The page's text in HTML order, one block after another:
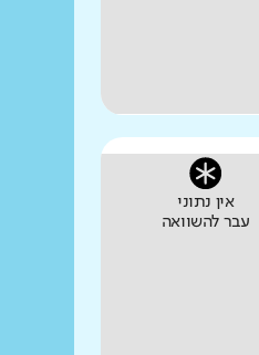
אין נתוני
עבר להשוואה